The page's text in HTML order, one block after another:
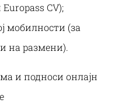
CV);
мобилности (за
на размени).
и подноси онлајн